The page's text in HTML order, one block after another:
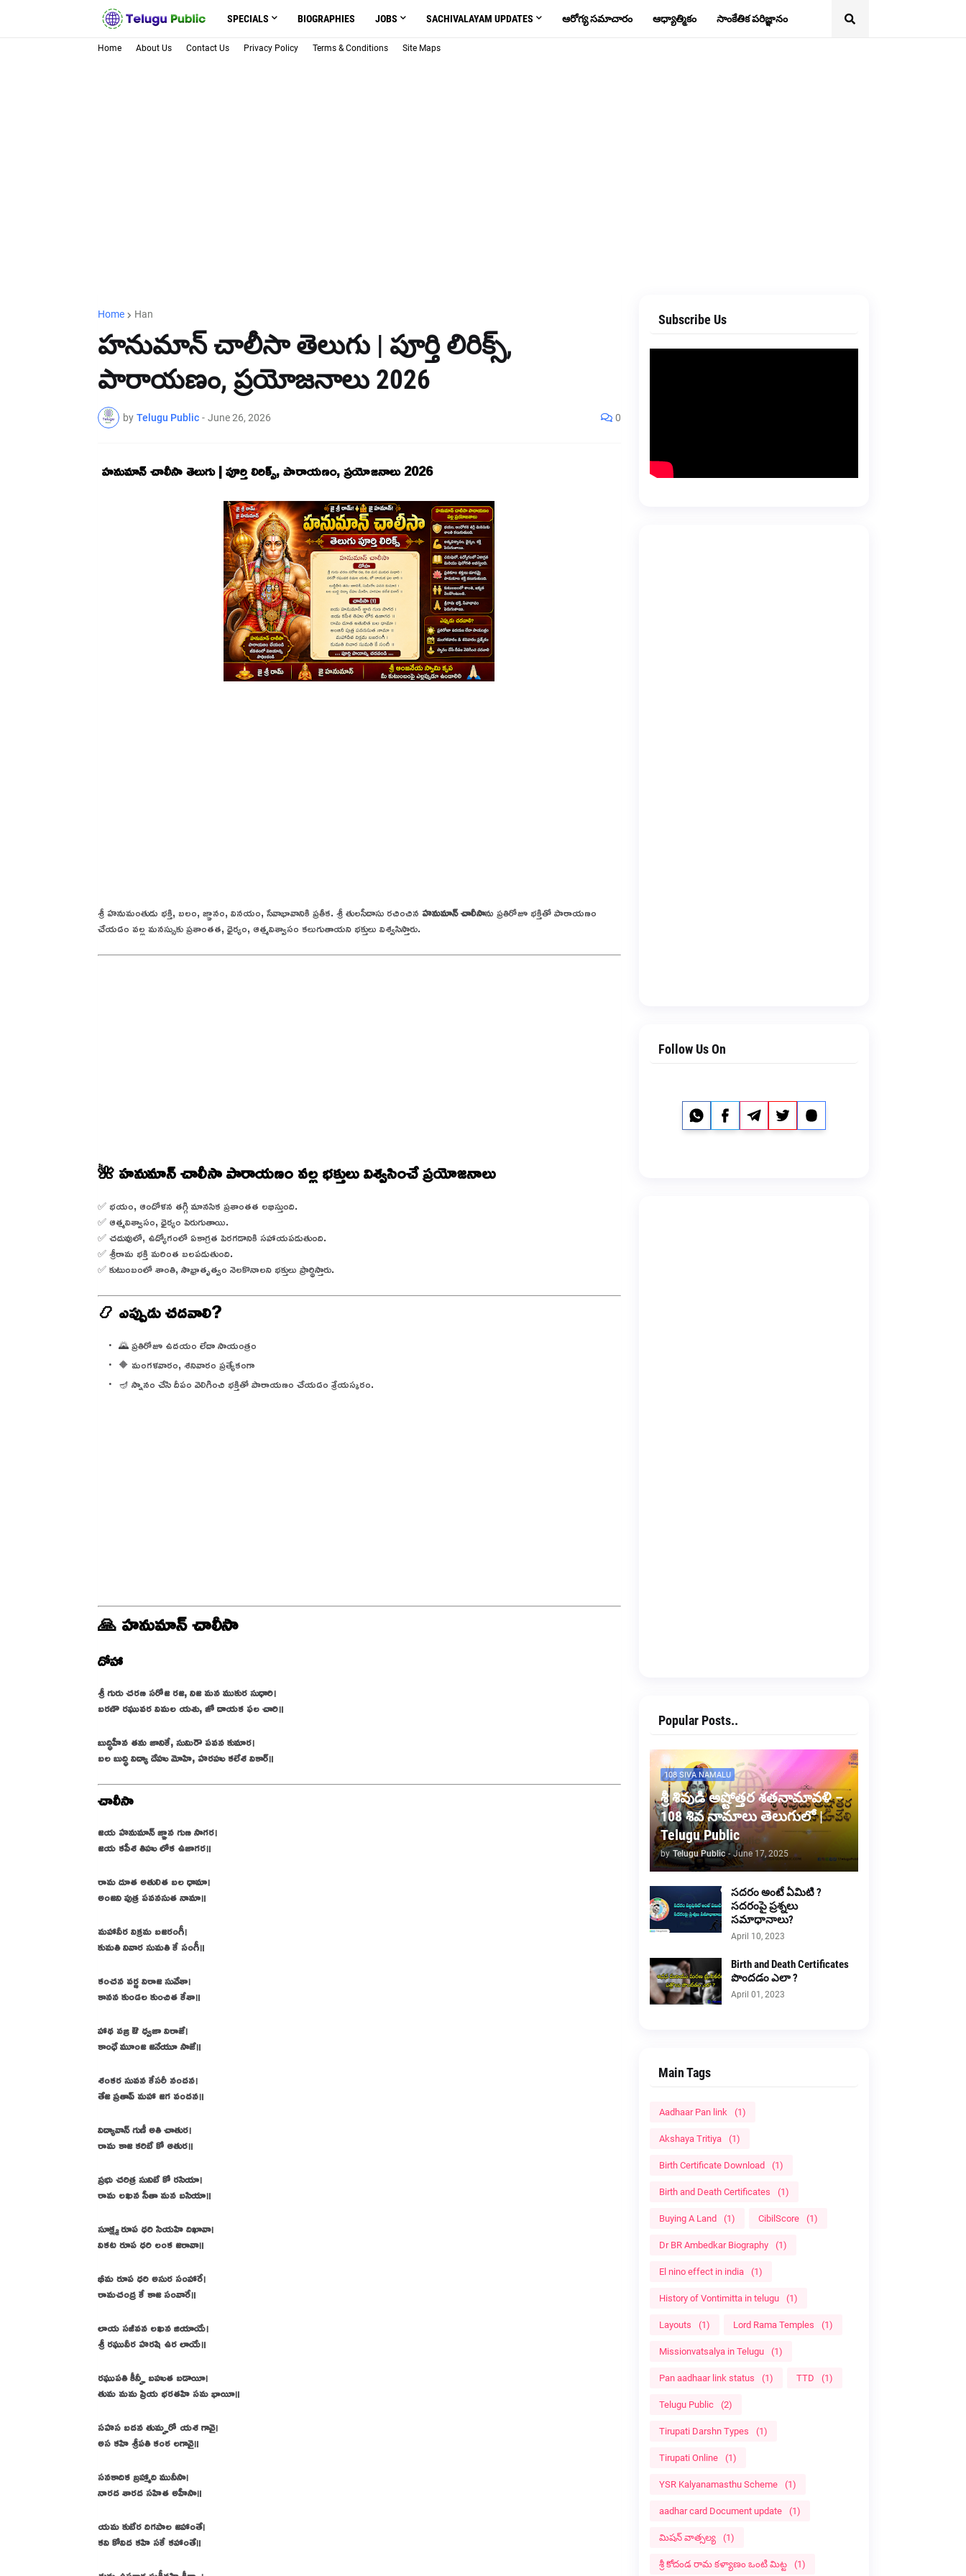
SPECIALS BIOGRAPHIES JOBS SACHIVALAYAM UPDATES ఆరోగ్య సమాచారం ఆధ్యాత్మికం సాంకేతిక పరిజ్ఞానం
Home About Us Contact Us Privacy Policy Terms & Conditions Site Maps
Home Han
హనుమాన్ చాలీసా తెలుగు | పూర్తి లిరిక్స్,
పారాయణం, ప్రయోజనాలు 2026
by Telugu Public - June 26, 2026 0
హనుమాన్ చాలీసా తెలుగు | పూర్తి లిరిక్స్, పారాయణం, ప్రయోజనాలు 2026
శ్రీ హనుమంతుడు భక్తి, బలం, జ్ఞానం, వినయం, సేవాభావానికి ప్రతీక. శ్రీ తులసీదాసు రచించినహనుమాన్ చాలీసాను ప్రతిరోజూ భక్తితో పారాయణం
చేయడం వల్ల మనస్సుకు ప్రశాంతత, ధైర్యం, ఆత్మవిశ్వాసం కలుగుతాయని భక్తులు విశ్వసిస్తారు.
🌺 హనుమాన్ చాలీసా పారాయణం వల్ల భక్తులు విశ్వసించే ప్రయోజనాలు
✅ భయం, ఆందోళన తగ్గి మానసిక ప్రశాంతత లభిస్తుంది.
✅ ఆత్మవిశ్వాసం, ధైర్యం పెరుగుతాయి.
✅ చదువులో, ఉద్యోగంలో ఏకాగ్రత పెరగడానికి సహాయపడుతుంది.
✅ శ్రీరామ భక్తి మరింత బలపడుతుంది.
✅ కుటుంబంలో శాంతి, సౌభ్రాతృత్వం నెలకొనాలని భక్తులు ప్రార్థిస్తారు.
📿 ఎప్పుడు చదవాలి?
🌄 ప్రతిరోజూ ఉదయం లేదా సాయంత్రం
🔶 మంగళవారం, శనివారం ప్రత్యేకంగా
🪔 స్నానం చేసి దీపం వెలిగించి భక్తితో పారాయణం చేయడం శ్రేయస్కరం.
🙏 హనుమాన్ చాలీసా
దోహా
శ్రీ గురు చరణ సరోజ రజ, నిజ మన ముకుర సుధారి।
బరణౌ రఘువర విమల యశు, జో దాయక ఫల చారి॥
బుద్ధిహీన తను జానికే, సుమిరౌ పవన కుమార।
బల బుద్ధి విద్యా దేహు మోహి, హరహు కలేశ వికార్॥
చాలీసా
జయ హనుమాన్ జ్ఞాన గుణ సాగర।
జయ కపీశ తిహు లోక ఉజాగర॥
రామ దూత అతులిత బల ధామా।
అంజని పుత్ర పవనసుత నామా॥
మహావీర విక్రమ బజరంగీ।
కుమతి నివార సుమతి కే సంగీ॥
కంచన వర్ణ విరాజ సువేశా।
కానన కుండల కుంచిత కేశా॥
హాథ వజ్ర ఔ ధ్వజా విరాజే।
కాంధే మూంజ జనేయూ సాజే॥
శంకర సువన కేసరీ నందన।
తేజ ప్రతాప్ మహా జగ వందన॥
విద్యావాన్ గుణీ అతి చాతుర।
రామ కాజ కరిబే కో ఆతుర॥
ప్రభు చరిత్ర సునిబే కో రసియా।
రామ లఖన సీతా మన బసియా॥
సూక్ష్మ రూప ధరి సియహి దిఖావా।
వికట రూప ధరి లంక జరావా॥
భీమ రూప ధరి అసుర సంహారే।
రామచంద్ర కే కాజ సంవారే॥
లాయ సజీవన లఖన జియాయే।
శ్రీ రఘువీర హరషి ఉర లాయే॥
రఘుపతి కీన్హీ బహుత బడాయీ।
తుమ మమ ప్రియ భరతహి సమ భాయీ॥
సహస బదన తుమ్హరో యశ గావై।
అస కహి శ్రీపతి కంఠ లగావై॥
సనకాదిక బ్రహ్మాది మునీసా।
నారద శారద సహిత అహీసా॥
యమ కుబేర దిగపాల జహాంతే।
కవి కోవిద కహి సకే కహాంతే॥
Subscribe Us
Follow Us On
Telegram
Popular Posts..
108 SIVA NAMALU
శ్రీ శివుడి అష్టోత్తర శతనామావళి –
108 శివ నామాలు తెలుగులో |
Telugu Public
by Telugu Public - June 17, 2025
సదరం అంటే ఏమిటి ?
సదరంపై ప్రశ్నలు
సమాధానాలు?
April 10, 2023
Birth and Death Certificates
పొందడం ఎలా ?
April 01, 2023
Main Tags
Aadhaar Pan link (1)
Akshaya Tritiya (1)
Birth Certificate Download (1)
Birth and Death Certificates (1)
Buying A Land (1) CibilScore (1)
Dr BR Ambedkar Biography (1)
El nino effect in india (1)
History of Vontimitta in telugu (1)
Layouts (1) Lord Rama Temples (1)
Missionvatsalya in Telugu (1)
Pan aadhaar link status (1) TTD (1)
Telugu Public (2)
Tirupati Darshn Types (1)
Tirupati Online (1)
YSR Kalyanamasthu Scheme (1)
aadhar card Document update (1)
మిషన్ వాత్సల్య (1)
శ్రీ కోదండ రామ కళ్యాణం ఒంటి మిట్ట (1)